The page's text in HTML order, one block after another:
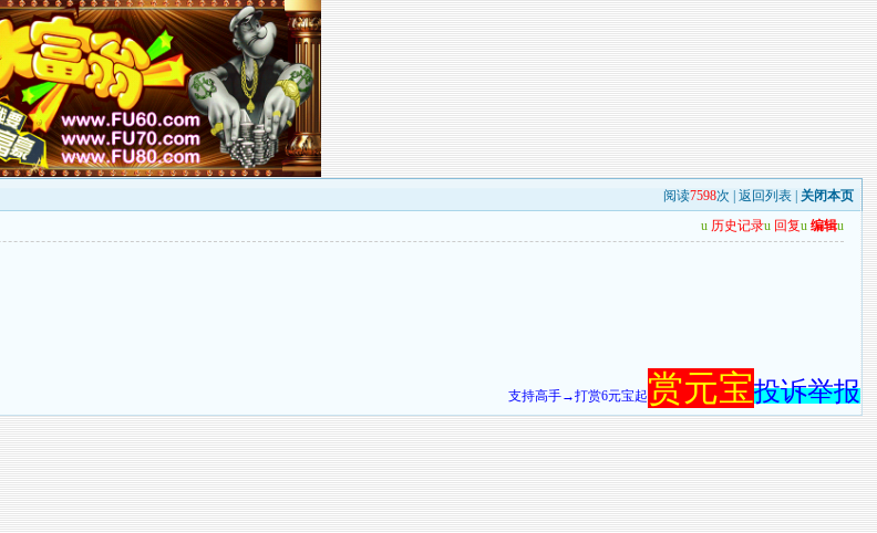
阅读7598次 |返回列表 关闭本页
u 历史记录u 回复u 编辑u
支持高手→打赏6元宝起赏元宝投诉举报